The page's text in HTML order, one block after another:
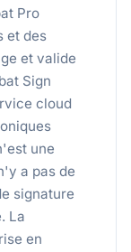
Pro
et des
et valide
Sign
cloud
une
a pas de
signature
La
en